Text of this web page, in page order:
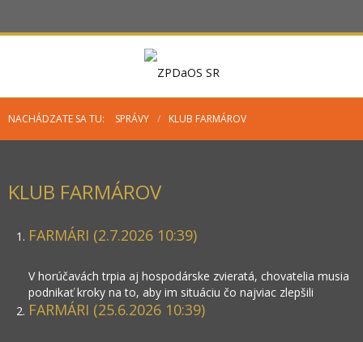
NACHÁDZATE SA TU: SPRÁVY / KLUB FARMÁROV
KLUB FARMÁROV
FARMÁRI (2.7.2026 10:39)
V horúčavách trpia aj hospodárske zvieratá, chovatelia musia
podnikať kroky na to, aby im situáciu čo najviac zlepšili
FARMÁRI (25.6.2026 10:39)